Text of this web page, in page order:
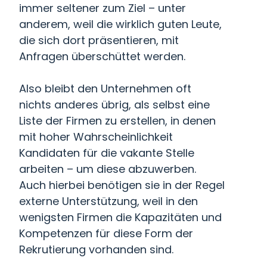
immer seltener zum Ziel – unter
anderem, weil die wirklich guten Leute,
die sich dort präsentieren, mit
Anfragen überschüttet werden.
Also bleibt den Unternehmen oft
nichts anderes übrig, als selbst eine
Liste der Firmen zu erstellen, in denen
mit hoher Wahrscheinlichkeit
Kandidaten für die vakante Stelle
arbeiten – um diese abzuwerben.
Auch hierbei benötigen sie in der Regel
externe Unterstützung, weil in den
wenigsten Firmen die Kapazitäten und
Kompetenzen für diese Form der
Rekrutierung vorhanden sind.